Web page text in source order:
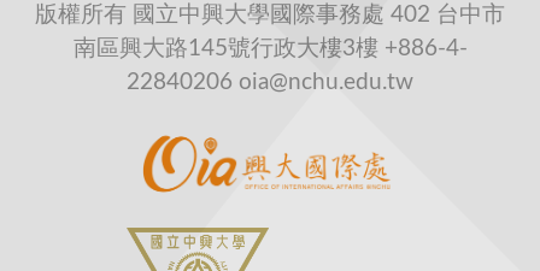
版權所有 國立中興大學國際事務處 402 台中市
南區興大路145號行政大樓3樓 +886-4-
22840206 oia@nchu.edu.tw